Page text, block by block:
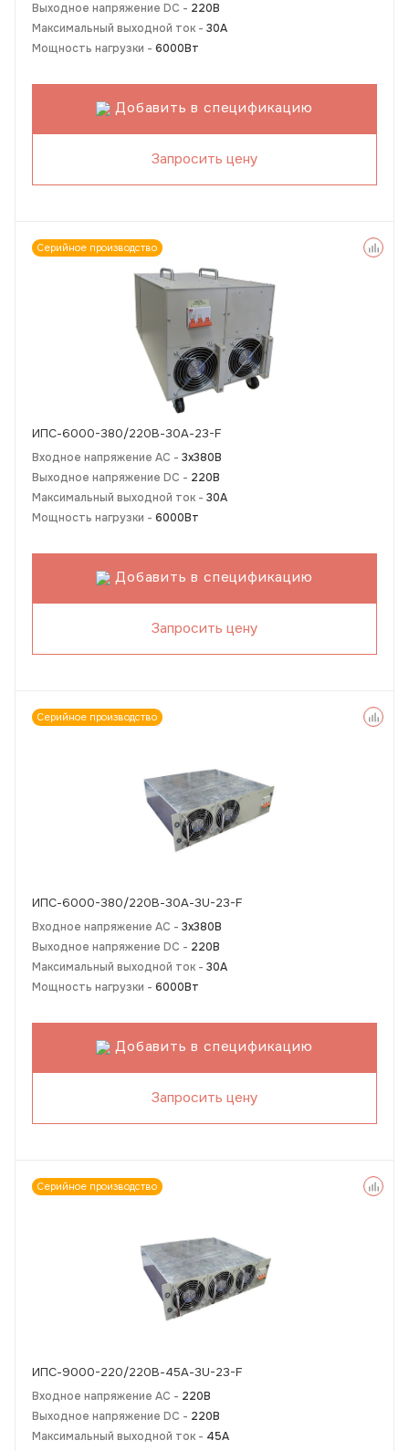
Выходное напряжение DC - 220В
Максимальный выходной ток - 30А
Мощность нагрузки - 6000Вт
Добавить в спецификацию
Запросить цену
Серийное производство
ИПС-6000-380/220В-30А-23-F
Входное напряжение AC - 3х380В
Выходное напряжение DC - 220В
Максимальный выходной ток - 30А
Мощность нагрузки - 6000Вт
Добавить в спецификацию
Запросить цену
Серийное производство
ИПС-6000-380/220В-30А-3U-23-F
Входное напряжение AC - 3х380В
Выходное напряжение DC - 220В
Максимальный выходной ток - 30А
Мощность нагрузки - 6000Вт
Добавить в спецификацию
Запросить цену
Серийное производство
ИПС-9000-220/220В-45А-3U-23-F
Входное напряжение AC - 220В
Выходное напряжение DC - 220В
Максимальный выходной ток - 45А